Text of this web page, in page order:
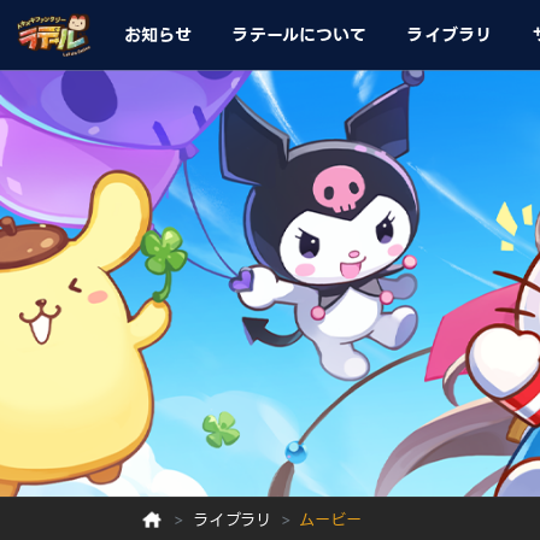
お知らせ ラテールについて ライブラリ
ライブラリ ムービー